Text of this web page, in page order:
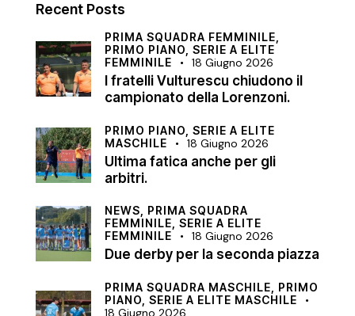
Recent Posts
PRIMA SQUADRA FEMMINILE,
PRIMO PIANO, SERIE A ELITE
FEMMINILE
18 Giugno 2026
I fratelli Vulturescu chiudono il
campionato della Lorenzoni.
PRIMO PIANO, SERIE A ELITE
MASCHILE
18 Giugno 2026
Ultima fatica anche per gli
arbitri.
NEWS, PRIMA SQUADRA
FEMMINILE, SERIE A ELITE
FEMMINILE
18 Giugno 2026
Due derby per la seconda piazza
PRIMA SQUADRA MASCHILE, PRIMO
PIANO, SERIE A ELITE MASCHILE
18 Giugno 2026